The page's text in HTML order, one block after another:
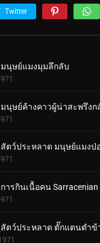
Twitter
นุษย์แมงมุมลึกลับ
นุษย์ค้างคาวผู้น่าสะพรึงก
ตว์ประหลาด มนุษย์แมงป่
ารกินเนื้อคน Sarracenian
ตว์ประหลาด ตั๊กแตนตำข้